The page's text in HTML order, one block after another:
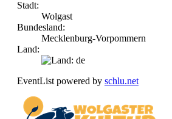
Stadt:
Wolgast
Bundesland:
Mecklenburg-Vorpommern
Land:
EventList powered by schlu.net